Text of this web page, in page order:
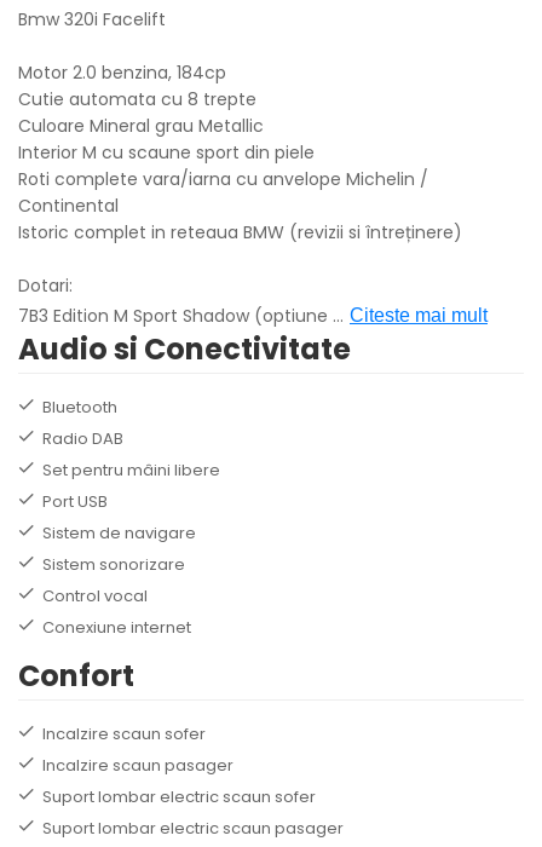
Bmw 320i Facelift
Motor 2.0 benzina, 184cp
Cutie automata cu 8 trepte
Culoare Mineral grau Metallic
Interior M cu scaune sport din piele
Roti complete vara/iarna cu anvelope Michelin /
Continental
Istoric complet in reteaua BMW (revizii si întreținere)
Dotari:
7B3 Edition M Sport Shadow (optiune ... Citeste mai mult
Audio si Conectivitate
Bluetooth
Radio DAB
Set pentru mâini libere
Port USB
Sistem de navigare
Sistem sonorizare
Control vocal
Conexiune internet
Confort
Incalzire scaun sofer
Incalzire scaun pasager
Suport lombar electric scaun sofer
Suport lombar electric scaun pasager